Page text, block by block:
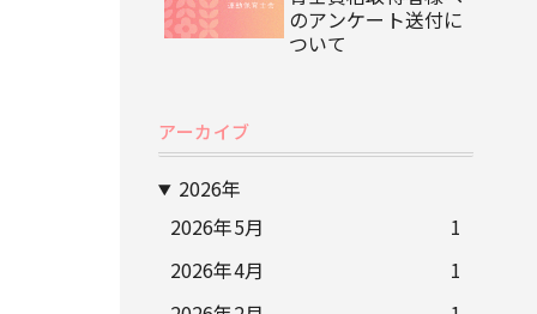
のアンケート送付に
ついて
アーカイブ
2026年
2026年5月
1
2026年4月
1